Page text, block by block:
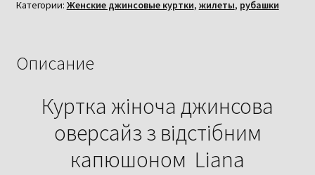
оверсайз
капюшоном
Категории: Женские джинсовые куртки, жилеты, рубашки
Описание
Куртка жіноча джинсова
оверсайз з відстібним
капюшоном Liana